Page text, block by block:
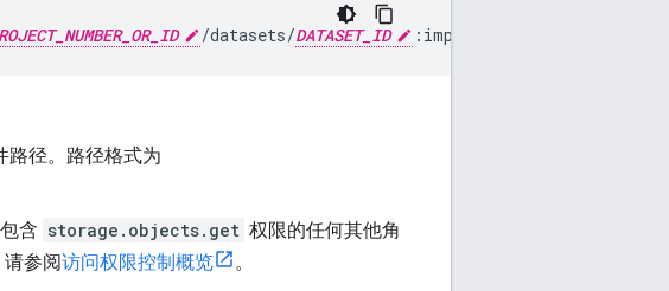
/datasets/DATASET_ID :import
路径。路径格式为
含 storage.objects.get 权限的任何其他角
参阅访问权限控制概览
。